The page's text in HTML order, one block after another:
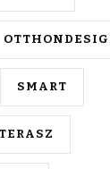
SMART
TERASZ